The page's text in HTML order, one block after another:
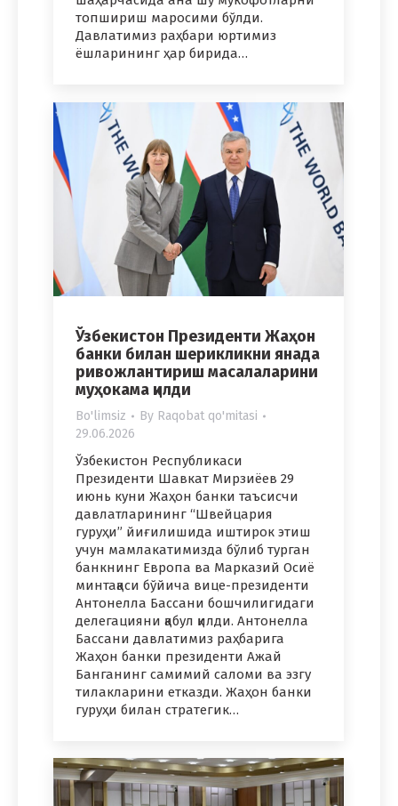
топшириш маросими бўлди.
Давлатимиз раҳбари юртимиз
ёшларининг ҳар бирида…
Ўзбекистон Президенти Жаҳон
банки билан шерикликни янада
ривожлантириш масалаларини
муҳокама қилди
Bo'limsiz By Raqobat qo'mitasi
29.06.2026
Ўзбекистон Республикаси
Президенти Шавкат Мирзиёев 29
июнь куни Жаҳон банки таъсисчи
давлатларининг “Швейцария
гуруҳи” йиғилишида иштирок этиш
учун мамлакатимизда бўлиб турган
банкнинг Европа ва Марказий Осиё
минтақаси бўйича вице-президенти
Антонелла Бассани бошчилигидаги
делегацияни қабул қилди. Антонелла
Бассани давлатимиз раҳбарига
Жаҳон банки президенти Ажай
Банганинг самимий саломи ва эзгу
тилакларини етказди. Жаҳон банки
гуруҳи билан стратегик…